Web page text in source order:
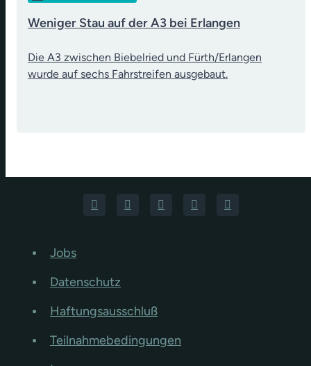
Weniger Stau auf der A3 bei Erlangen
Die A3 zwischen Biebelried und Fürth/Erlangen
wurde auf sechs Fahrstreifen ausgebaut.
Jobs
Datenschutz
Haftungsausschluß
Teilnahmebedingungen